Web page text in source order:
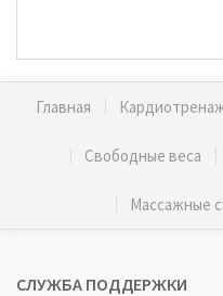
Главная
Свободные веса
Массажные
СЛУЖБА ПОДДЕРЖКИ